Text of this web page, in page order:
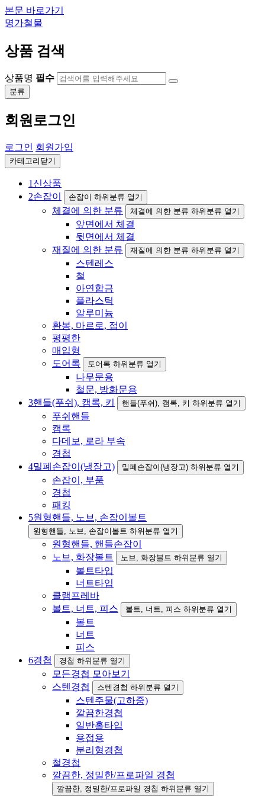
본문 바로가기
명가철물
상품 검색
상품명 필수
분류
회원로그인
로그인 회원가입
카테고리닫기
1 신상품
2손잡이 손잡이 하위분류 열기
체결에 의한 분류 체결에 의한 분류 하위분류 열기
앞면에서 체결
뒷면에서 체결
재질에 의한 분류
재질에 의한 분류 하위분류 열기
스텐레스
철
아연합금
플라스틱
알루미늄
환봉, 마르로, 접이
평평한
매입형
도어록
도어록 하위분류 열기
나무문용
철문, 방화문용
3핸들(푸쉬), 캠록, 키 핸들(푸쉬), 캠록, 키 하위분류 열기
푸쉬핸들
캠록
다데보, 로라 부속
경첩
4밀폐손잡이(냉장고) 밀폐손잡이(냉장고) 하위분류 열기
손잡이, 부품
경첩
패킹
5원형핸들, 노브, 손잡이볼트
원형핸들, 노브, 손잡이볼트 하위분류 열기
원형핸들, 핸들손잡이
노브, 화장볼트
노브, 화장볼트 하위분류 열기
볼트타입
너트타입
클램프레바
볼트, 너트, 피스
볼트, 너트, 피스 하위분류 열기
볼트
너트
피스
6경첩 경첩 하위분류 열기
모든경첩 모아보기
스텐경첩
스텐경첩 하위분류 열기
스텐주물(고하중)
깔끔한경첩
일반홀타입
용접용
분리형경첩
철경첩
깔끔한, 정밀한/프로파일 경첩
깔끔한, 정밀한/프로파일 경첩 하위분류 열기